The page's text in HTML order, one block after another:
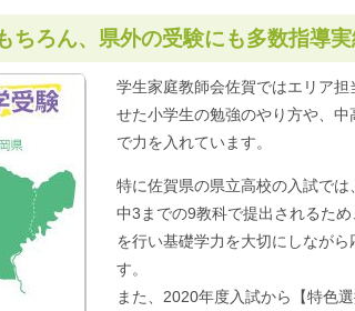
ろん、 県外の受験にも多数指導実
学生家庭教師会佐賀ではエリア
せた小学生の勉強のやり方や、
で力を入れています。
特に佐賀県の県立高校の入試で
中3までの9教科で提出されるた
を行い基礎学力を大切にしなが
す。
また、2020年度入試から【特色